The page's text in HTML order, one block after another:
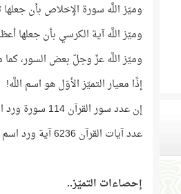
وميّز اللَّه سورة الإخلاص بأن
وميّز اللَّه آية الكرسي بأن جعلها
وميّز اللَّه عزّ وجلّ بعض السور،
إذًا معيار التميّز الأوّل هو اسم اللَّه!
إن عدد سور القرآن 114 سورة ورد اسم اللَّه في 85 سورة منها، ولم يرد في 29 سورة.
عدد آيات القرآن 6236 آية ورد اسم اللَّه في 1825 آية منها، ولم يرد في 4411 آية منها.
إحصاءات التميّز..